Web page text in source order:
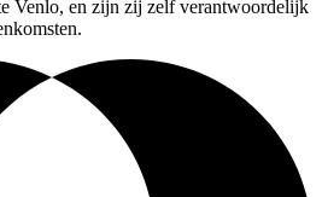
Venlo, en zijn zij zelf verantwoordelijk